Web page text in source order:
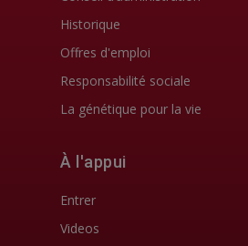
Historique
Offres d'emploi
Responsabilité sociale
La génétique pour la vie
À l'appui
Entrer
Videos